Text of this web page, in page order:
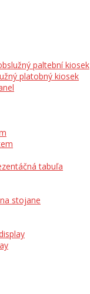
paltební kiosek
platobný kiosek
tabuľa
stojane